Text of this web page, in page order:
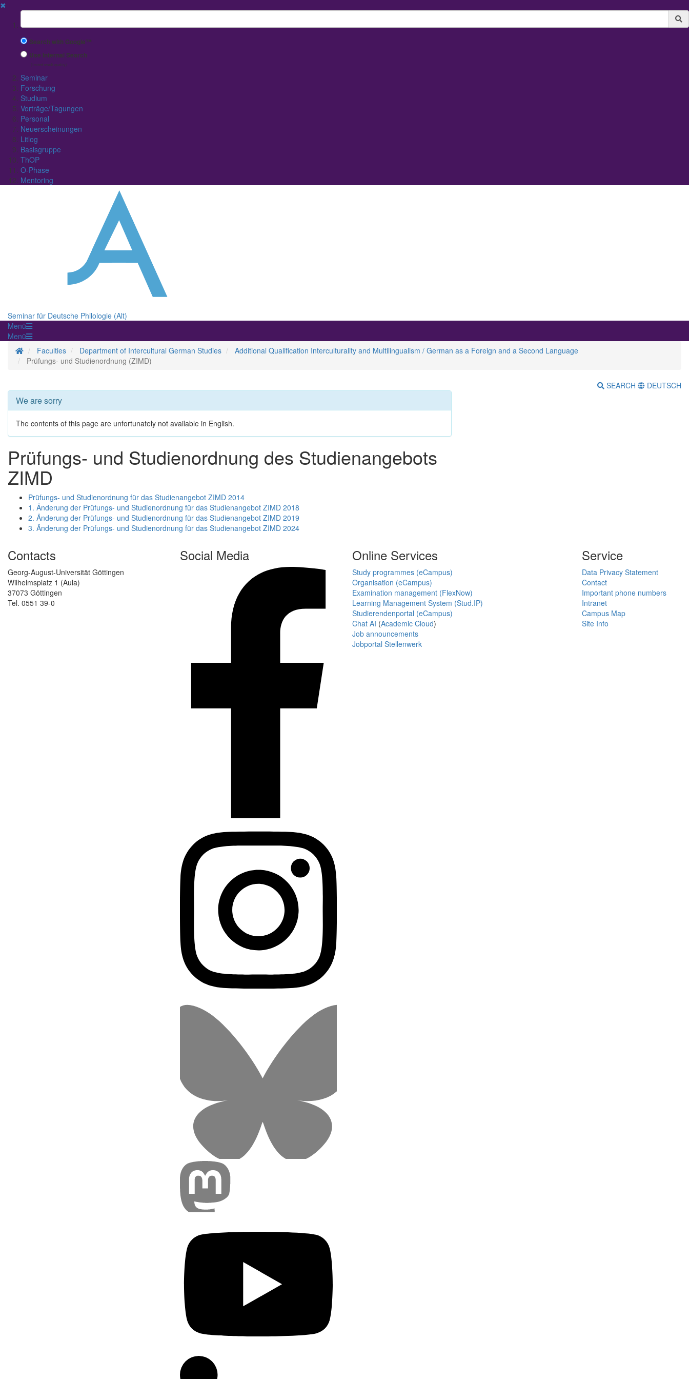
✖
Suchbegriff
Search with Google™
Use Internal Search
(limited result quality)
Seminar
Forschung
Studium
Vorträge/Tagungen
Personal
Neuerscheinungen
Litlog
Basisgruppe
ThOP
O-Phase
Mentoring
Seminar für Deutsche Philologie (Alt)
Menü
Menü
Homepage
Faculties Department of Intercultural German Studies
Additional Qualification Interculturality and Multilingualism / German as a Foreign and a Second Language
Prüfungs- und Studienordnung (ZIMD)
SEARCH DEUTSCH
We are sorry
The contents of this page are unfortunately not available in English.
Prüfungs- und Studienordnung des Studienangebots
ZIMD
Prüfungs- und Studienordnung für das Studienangebot ZIMD 2014
1. Änderung der Prüfungs- und Studienordnung für das Studienangebot ZIMD 2018
2. Änderung der Prüfungs- und Studienordnung für das Studienangebot ZIMD 2019
3. Änderung der Prüfungs- und Studienordnung für das Studienangebot ZIMD 2024
Contacts
Georg-August-Universität Göttingen
Wilhelmsplatz 1 (Aula)
37073 Göttingen
Tel. 0551 39-0
Social Media Online Services
Study programmes (eCampus)
Organisation (eCampus)
Examination management (FlexNow)
Learning Management System (Stud.IP)
Studierendenportal (eCampus)
Chat AI (Academic Cloud)
Job announcements
Jobportal Stellenwerk
Service
Data Privacy Statement
Contact
Important phone numbers
Intranet
Campus Map
Site Info